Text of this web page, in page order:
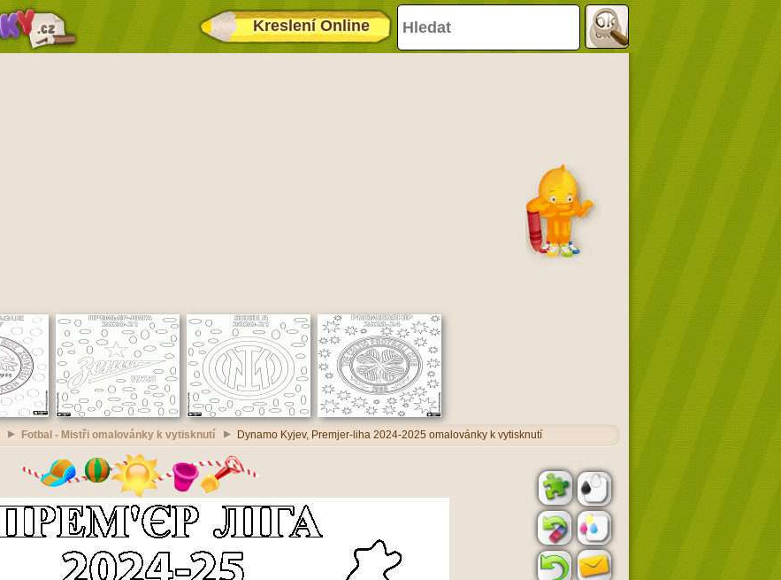
Kreslení Online
Fotbal - Mistři omalovánky k vytisknutí Dynamo Kyjev, Premjer-liha 2024-2025 omalovánky k vytisknutí